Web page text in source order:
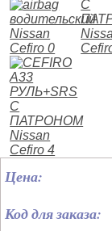
Цена:
Код для заказа: